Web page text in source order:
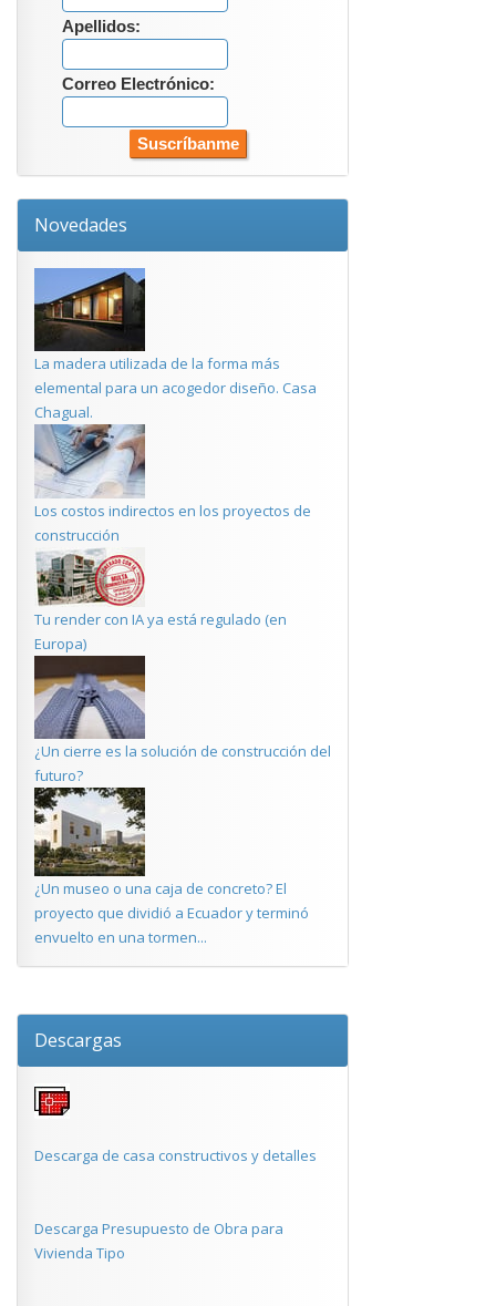
Apellidos:
Correo Electrónico:
Novedades
La madera utilizada de la forma más
elemental para un acogedor diseño. Casa
Chagual.
Los costos indirectos en los proyectos de
construcción
Tu render con IA ya está regulado (en
Europa)
¿Un cierre es la solución de construcción del
futuro?
¿Un museo o una caja de concreto? El
proyecto que dividió a Ecuador y terminó
envuelto en una tormen...
Descargas
Descarga de casa constructivos y detalles
Descarga Presupuesto de Obra para
Vivienda Tipo